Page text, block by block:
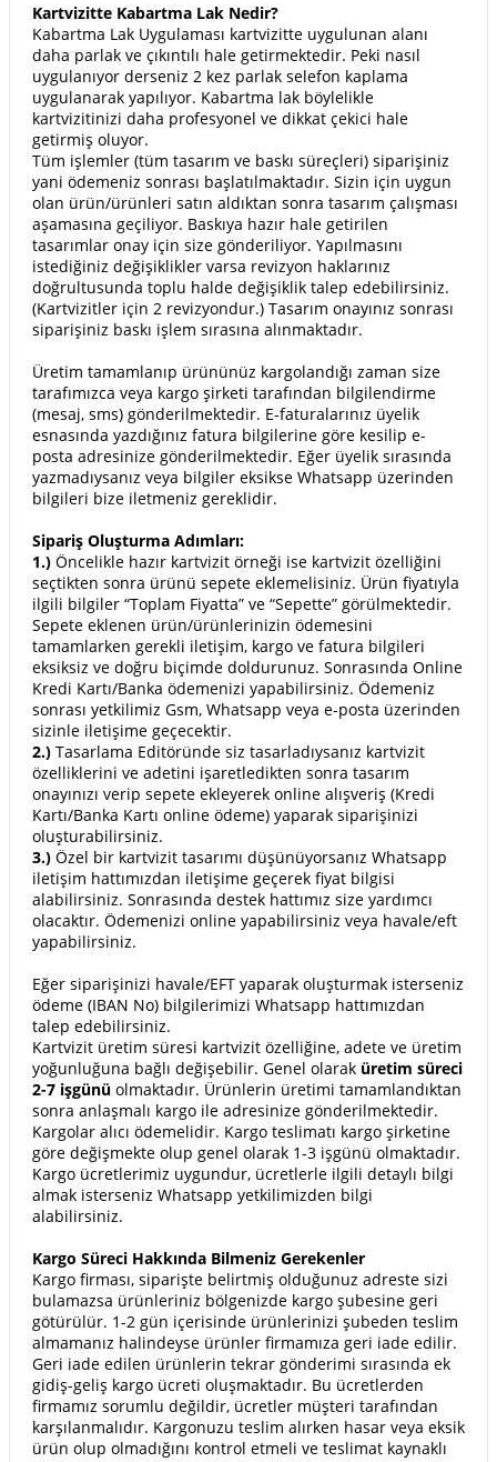
Kartvizitte Kabartma Lak Nedir?
Kabartma Lak Uygulaması kartvizitte uygulunan alanı
daha parlak ve çıkıntılı hale getirmektedir. Peki nasıl
uygulanıyor derseniz 2 kez parlak selefon kaplama
uygulanarak yapılıyor. Kabartma lak böylelikle
kartvizitinizi daha profesyonel ve dikkat çekici hale
getirmiş oluyor.
Tüm işlemler (tüm tasarım ve baskı süreçleri) siparişiniz
yani ödemeniz sonrası başlatılmaktadır. Sizin için uygun
olan ürün/ürünleri satın aldıktan sonra tasarım çalışması
aşamasına geçiliyor. Baskıya hazır hale getirilen
tasarımlar onay için size gönderiliyor. Yapılmasını
istediğiniz değişiklikler varsa revizyon haklarınız
doğrultusunda toplu halde değişiklik talep edebilirsiniz.
(Kartvizitler için 2 revizyondur.) Tasarım onayınız sonrası
siparişiniz baskı işlem sırasına alınmaktadır.
Üretim tamamlanıp ürününüz kargolandığı zaman size
tarafımızca veya kargo şirketi tarafından bilgilendirme
(mesaj, sms) gönderilmektedir. E-faturalarınız üyelik
esnasında yazdığınız fatura bilgilerine göre kesilip e-
posta adresinize gönderilmektedir. Eğer üyelik sırasında
yazmadıysanız veya bilgiler eksikse Whatsapp üzerinden
bilgileri bize iletmeniz gereklidir.
Sipariş Oluşturma Adımları:
1.) Öncelikle hazır kartvizit örneği ise kartvizit özelliğini
seçtikten sonra ürünü sepete eklemelisiniz. Ürün fiyatıyla
ilgili bilgiler “Toplam Fiyatta” ve “Sepette” görülmektedir.
Sepete eklenen ürün/ürünlerinizin ödemesini
tamamlarken gerekli iletişim, kargo ve fatura bilgileri
eksiksiz ve doğru biçimde doldurunuz. Sonrasında Online
Kredi Kartı/Banka ödemenizi yapabilirsiniz. Ödemeniz
sonrası yetkilimiz Gsm, Whatsapp veya e-posta üzerinden
sizinle iletişime geçecektir.
2.) Tasarlama Editöründe siz tasarladıysanız kartvizit
özelliklerini ve adetini işaretledikten sonra tasarım
onayınızı verip sepete ekleyerek online alışveriş (Kredi
Kartı/Banka Kartı online ödeme) yaparak siparişinizi
oluşturabilirsiniz.
3.) Özel bir kartvizit tasarımı düşünüyorsanız Whatsapp
iletişim hattımızdan iletişime geçerek fiyat bilgisi
alabilirsiniz. Sonrasında destek hattımız size yardımcı
olacaktır. Ödemenizi online yapabilirsiniz veya havale/eft
yapabilirsiniz.
Eğer siparişinizi havale/EFT yaparak oluşturmak isterseniz
ödeme (IBAN No) bilgilerimizi Whatsapp hattımızdan
talep edebilirsiniz.
Kartvizit üretim süresi kartvizit özelliğine, adete ve üretim
yoğunluğuna bağlı değişebilir. Genel olarak üretim süreci
2-7 işgünü olmaktadır. Ürünlerin üretimi tamamlandıktan
sonra anlaşmalı kargo ile adresinize gönderilmektedir.
Kargolar alıcı ödemelidir. Kargo teslimatı kargo şirketine
göre değişmekte olup genel olarak 1-3 işgünü olmaktadır.
Kargo ücretlerimiz uygundur, ücretlerle ilgili detaylı bilgi
almak isterseniz Whatsapp yetkilimizden bilgi
alabilirsiniz.
Kargo Süreci Hakkında Bilmeniz Gerekenler
Kargo firması, siparişte belirtmiş olduğunuz adreste sizi
bulamazsa ürünleriniz bölgenizde kargo şubesine geri
götürülür. 1-2 gün içerisinde ürünlerinizi şubeden teslim
almamanız halindeyse ürünler firmamıza geri iade edilir.
Geri iade edilen ürünlerin tekrar gönderimi sırasında ek
gidiş-geliş kargo ücreti oluşmaktadır. Bu ücretlerden
firmamız sorumlu değildir, ücretler müşteri tarafından
karşılanmalıdır. Kargonuzu teslim alırken hasar veya eksik
ürün olup olmadığını kontrol etmeli ve teslimat kaynaklı